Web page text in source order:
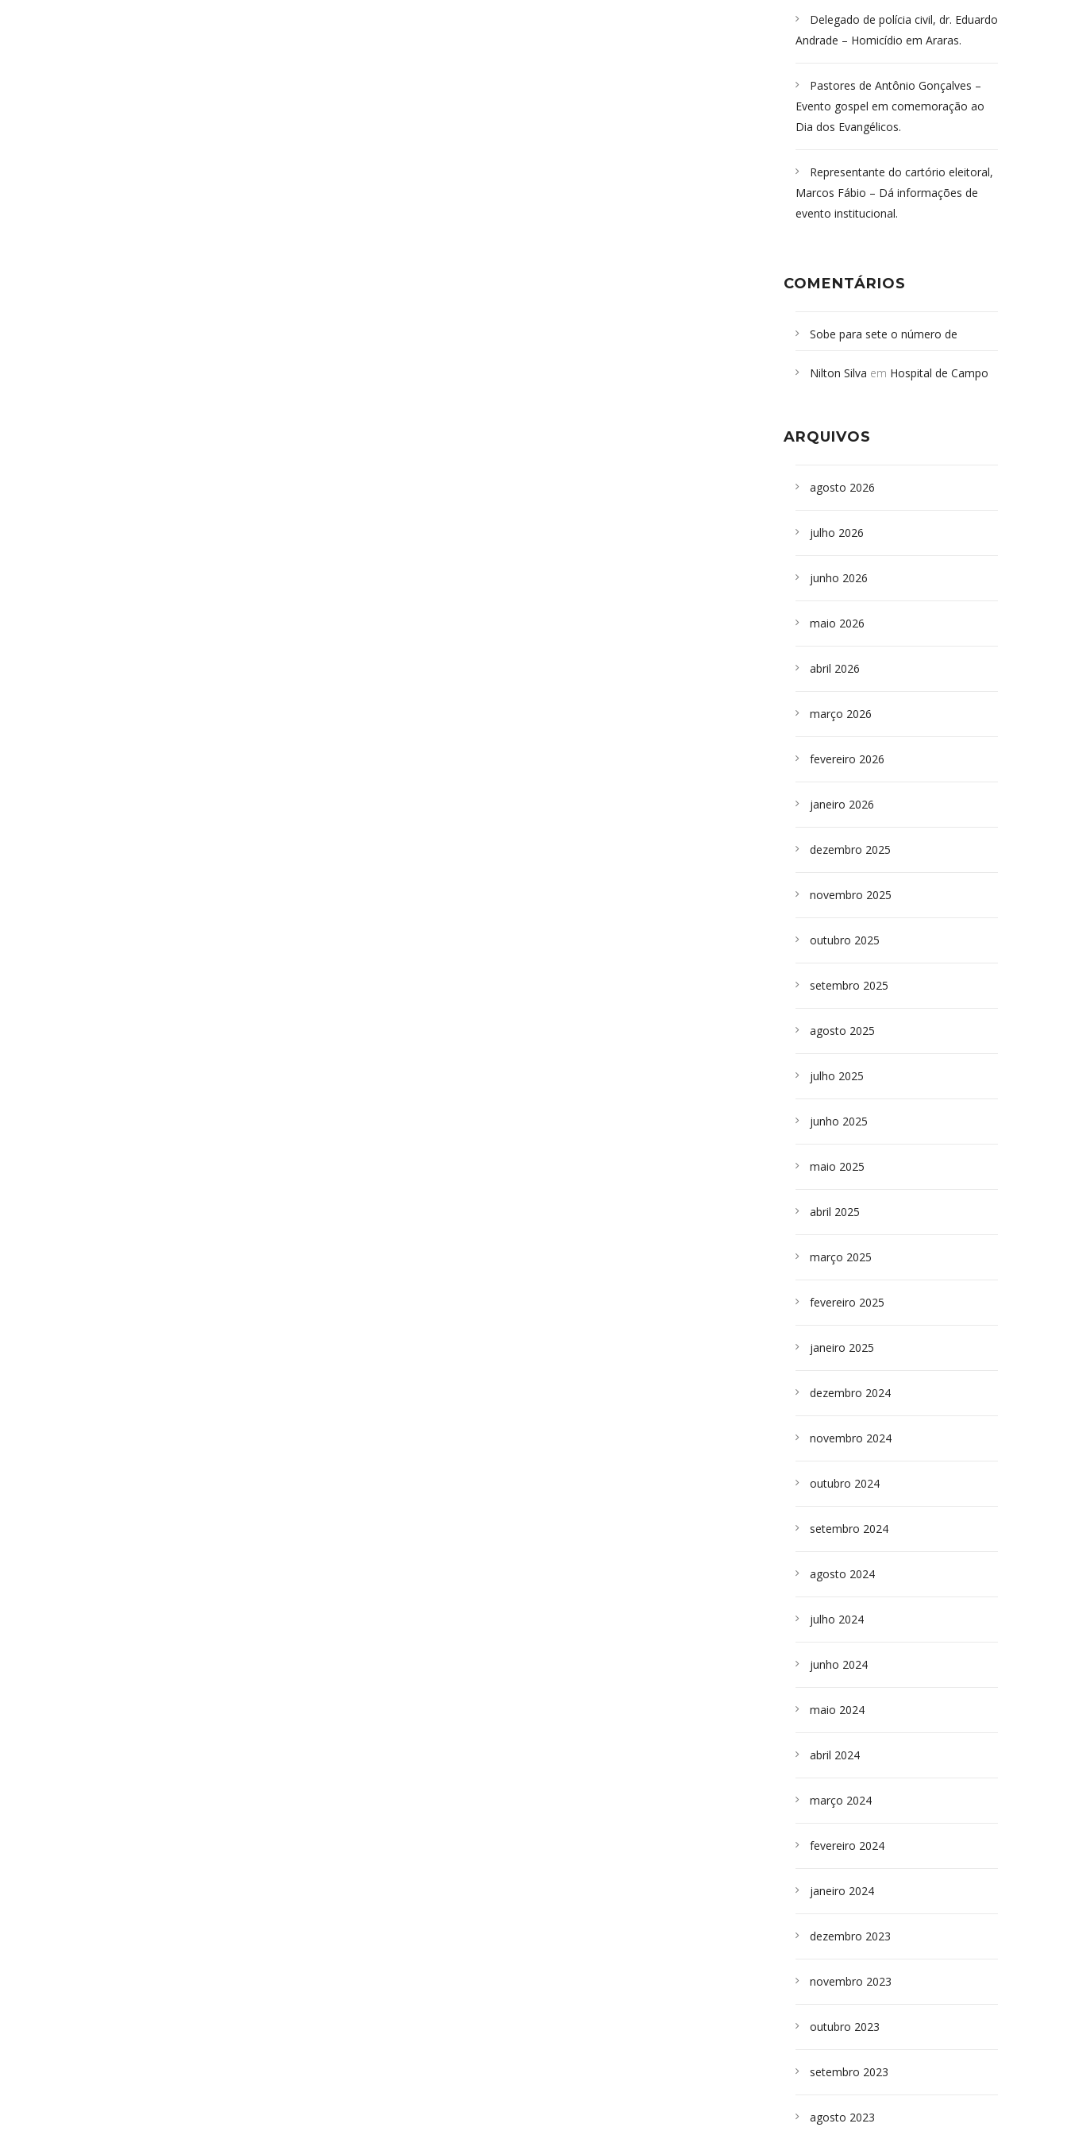
Delegado de polícia civil, dr. Eduardo
Andrade – Homicídio em Araras.
Pastores de Antônio Gonçalves –
Evento gospel em comemoração ao
Dia dos Evangélicos.
Representante do cartório eleitoral,
Marcos Fábio – Dá informações de
evento institucional.
COMENTÁRIOS
Sobe para sete o número de
desabamento em São Paulo - Revista
sepultados em SP
Nilton Silva em Hospital de Campo
ARQUIVOS
agosto 2026
julho 2026
junho 2026
maio 2026
abril 2026
março 2026
fevereiro 2026
janeiro 2026
dezembro 2025
novembro 2025
outubro 2025
setembro 2025
agosto 2025
julho 2025
junho 2025
maio 2025
abril 2025
março 2025
fevereiro 2025
janeiro 2025
dezembro 2024
novembro 2024
outubro 2024
setembro 2024
agosto 2024
julho 2024
junho 2024
maio 2024
abril 2024
março 2024
fevereiro 2024
janeiro 2024
dezembro 2023
novembro 2023
outubro 2023
setembro 2023
agosto 2023